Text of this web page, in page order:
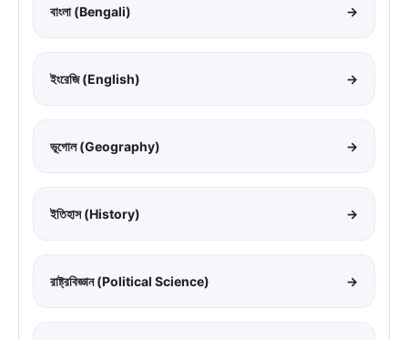
বাংলা (Bengali) →
ইংরেজি (English) →
ভূগোল (Geography) →
ইতিহাস (History) →
রাষ্ট্রবিজ্ঞান (Political Science) →